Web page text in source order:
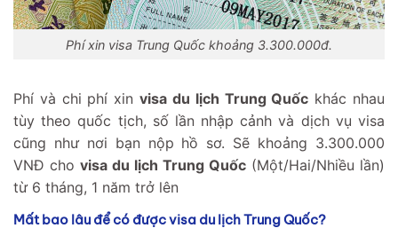
Phí xin visa Trung Quốc khoảng 3.300.000đ.
Phí và chi phí xinvisa du lịch Trung Quốc khác nhau
tùy theo quốc tịch, số lần nhập cảnh và dịch vụ visa
cũng như nơi bạn nộp hồ sơ. Sẽ khoảng 3.300.000
VNĐ cho visa du lịch Trung Quốc (Một/Hai/Nhiều lần)
từ 6 tháng, 1 năm trở lên
Mất bao lâu để có được visa du lịch Trung Quốc?